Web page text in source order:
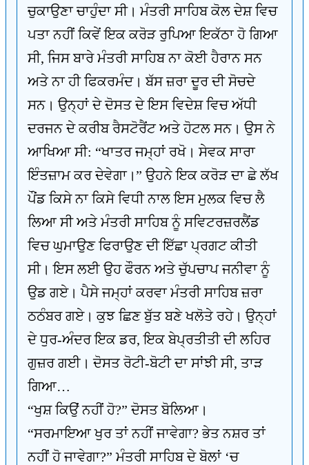
ਚੁਕਾਉਣਾ ਚਾਹੁੰਦਾ ਸੀ। ਮੰਤਰੀ ਸਾਹਿਬ ਕੋਲ ਦੇਸ਼ ਵਿਚ
ਪਤਾ ਨਹੀਂ ਕਿਵੇਂ ਇਕ ਕਰੋੜ ਰੁਪਿਆ ਇਕੱਠਾ ਹੋ ਗਿਆ
ਸੀ, ਜਿਸ ਬਾਰੇ ਮੰਤਰੀ ਸਾਹਿਬ ਨਾ ਕੋਈ ਹੈਰਾਨ ਸਨ
ਅਤੇ ਨਾ ਹੀ ਫਿਕਰਮੰਦ। ਬੱਸ ਜ਼ਰਾ ਦੂਰ ਦੀ ਸੋਚਦੇ
ਸਨ। ਉਨ੍ਹਾਂ ਦੇ ਦੋਸਤ ਦੇ ਇਸ ਵਿਦੇਸ਼ ਵਿਚ ਅੱਧੀ
ਦਰਜਨ ਦੇ ਕਰੀਬ ਰੈਸਟੋਰੈਂਟ ਅਤੇ ਹੋਟਲ ਸਨ। ਉਸ ਨੇ
ਆਖਿਆ ਸੀ: “ਖਾਤਰ ਜਮ੍ਹਾਂ ਰਖੋ। ਸੇਵਕ ਸਾਰਾ
ਇੰਤਜ਼ਾਮ ਕਰ ਦੇਵੇਗਾ।” ਉਹਨੇ ਇਕ ਕਰੋੜ ਦਾ ਛੇ ਲੱਖ
ਪੌਂਡ ਕਿਸੇ ਨਾ ਕਿਸੇ ਵਿਧੀ ਨਾਲ ਇਸ ਮੁਲਕ ਵਿਚ ਲੈ
ਲਿਆ ਸੀ ਅਤੇ ਮੰਤਰੀ ਸਾਹਿਬ ਨੂੰ ਸਵਿਟਰਜ਼ਰਲੈਂਡ
ਵਿਚ ਘੁਮਾਉਣ ਫਿਰਾਉਣ ਦੀ ਇੱਛਾ ਪ੍ਰਗਟ ਕੀਤੀ
ਸੀ। ਇਸ ਲਈ ਉਹ ਫੌਰਨ ਅਤੇ ਚੁੱਪਚਾਪ ਜਨੀਵਾ ਨੂੰ
ਉਡ ਗਏ। ਪੈਸੇ ਜਮ੍ਹਾਂ ਕਰਵਾ ਮੰਤਰੀ ਸਾਹਿਬ ਜ਼ਰਾ
ਠਠੰਬਰ ਗਏ। ਕੁਝ ਛਿਣ ਬੁੱਤ ਬਣੇ ਖਲੋਤੇ ਰਹੇ। ਉਨ੍ਹਾਂ
ਦੇ ਧੁਰ-ਅੰਦਰ ਇਕ ਡਰ, ਇਕ ਬੇਪ੍ਰਤੀਤੀ ਦੀ ਲਹਿਰ
ਗੁਜ਼ਰ ਗਈ। ਦੋਸਤ ਰੋਟੀ-ਬੋਟੀ ਦਾ ਸਾਂਝੀ ਸੀ, ਤਾੜ
ਗਿਆ…
“ਖੁਸ਼ ਕਿਉਂ ਨਹੀਂ ਹੋ?” ਦੋਸਤ ਬੋਲਿਆ।
“ਸਰਮਾਇਆ ਖੁਰ ਤਾਂ ਨਹੀਂ ਜਾਵੇਗਾ? ਭੇਤ ਨਸ਼ਰ ਤਾਂ
ਨਹੀਂ ਹੋ ਜਾਵੇਗਾ?” ਮੰਤਰੀ ਸਾਹਿਬ ਦੇ ਬੋਲਾਂ ‘ਚ